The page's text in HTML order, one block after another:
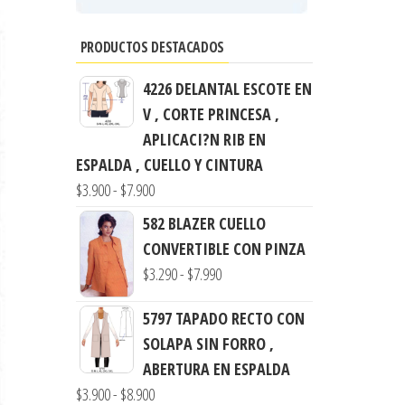
PRODUCTOS DESTACADOS
4226 DELANTAL ESCOTE EN
V , CORTE PRINCESA ,
APLICACI?N RIB EN
ESPALDA , CUELLO Y CINTURA
$3.900- $7.900Rango
de
precios:
desde
hasta
$7.900
582 BLAZER CUELLO
CONVERTIBLE CON PINZA
$3.290- $7.990Rango
precios:
desde
$3.290
5797 TAPADO RECTO CON
SOLAPA SIN FORRO ,
ABERTURA EN ESPALDA
$3.900- $8.900Rango